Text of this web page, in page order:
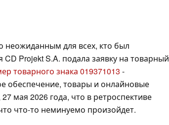
для всех, кто был
Projekt S.A. подала заявку на товарный
товарного знака 019371013 -
обеспечение, товары и онлайновые
мая 2026 года, что в ретроспективе
что-то неминуемо произойдет.